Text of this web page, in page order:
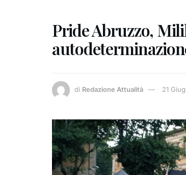
Pride Abruzzo,
di Redazione Attualità 21